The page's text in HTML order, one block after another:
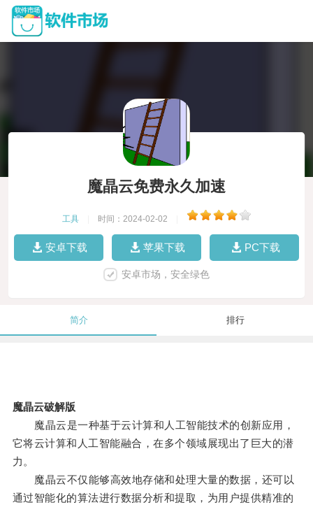
魔晶云免费永久加速
工具 时间：2024-02-02
安卓下载 苹果下载 PC下载
安卓市场，安全绿色
简介 排行
魔晶云破解版
魔晶云是一种基于云计算和人工智能技术的创新应用，
它将云计算和人工智能融合，在多个领域展现出了巨大的潜
力。
魔晶云不仅能够高效地存储和处理大量的数据，还可以
通过智能化的算法进行数据分析和提取，为用户提供精准的